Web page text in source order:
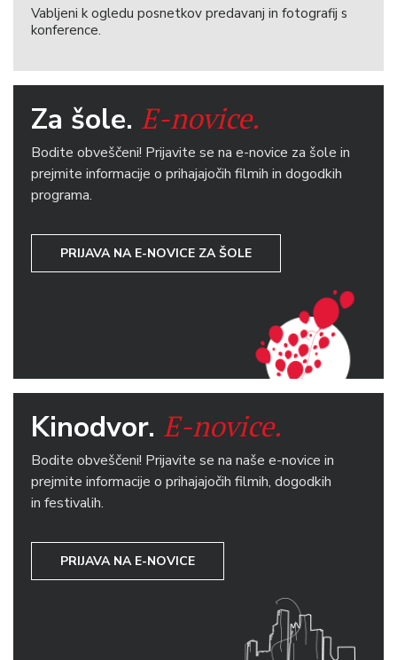
Vabljeni k ogledu posnetkov predavanj in fotografij s
konference.
Za šole. E-novice.
Bodite obveščeni! Prijavite se na e-novice za šole in
prejmite informacije o prihajajočih filmih in dogodkih
programa.
PRIJAVA NA E-NOVICE ZA ŠOLE
Kinodvor. E-novice.
Bodite obveščeni! Prijavite se na naše e-novice in
prejmite informacije o prihajajočih filmih, dogodkih
in festivalih.
PRIJAVA NA E-NOVICE